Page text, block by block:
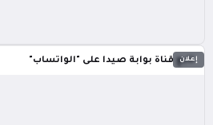
إعلان
تابع قناة بوابة صيدا على "الواتساب"